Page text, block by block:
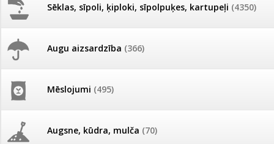
Sēklas, sīpoli, ķiploki, sīpolpuķes, kartupeļi (4350)
Augu aizsardzība (366)
Mēslojumi (495)
Augsne, kūdra, mulča (70)
JAUNUMI
Pašlasīšanas vietu katalogs
26.05. Vebinārs - Kā ierobežot
gliemežus piemājas dārzā un
AKCIJAS
frēze + mulčieris +
AKCIJAS komplekts -
AKCIJAS komplekts - SOLIS 20
mulčieris + piekabe
Akcijas»AKCIJAS komplekts - SOLIS 20 + frēze + mulčieris +